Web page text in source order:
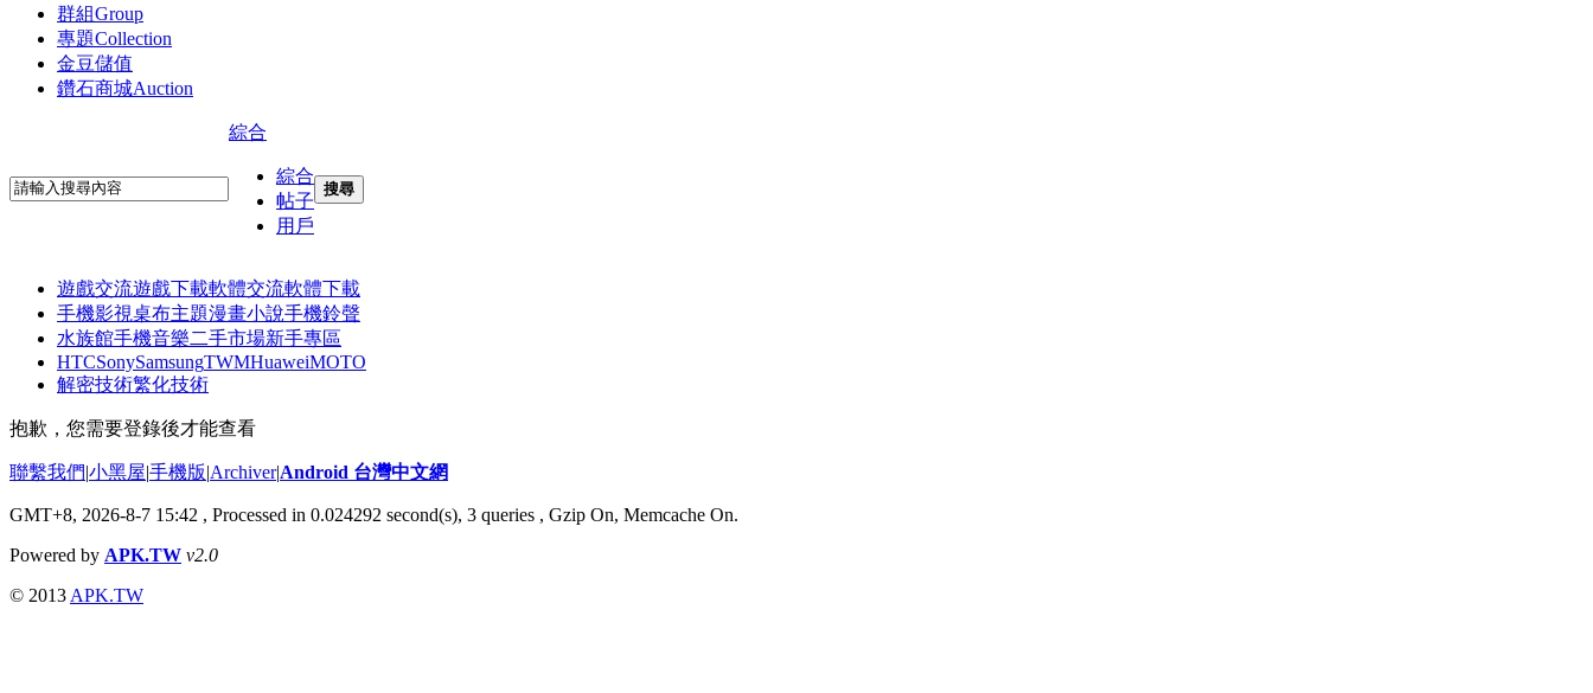
群組Group
專題Collection
金豆儲值
鑽石商城Auction
綜合
綜合
帖子
用戶
搜尋
遊戲交流遊戲下載軟體交流軟體下載
手機影視桌布主題漫畫小說手機鈴聲
水族館手機音樂二手市場新手專區
HTCSonySamsungTWMHuaweiMOTO
解密技術繁化技術
抱歉，您需要登錄後才能查看
聯繫我們|小黑屋|手機版|Archiver|Android 台灣中文網
GMT+8, 2026-8-7 15:42 , Processed in 0.024292 second(s), 3 queries , Gzip On, Memcache On.
Powered by APK.TW v2.0
© 2013 APK.TW